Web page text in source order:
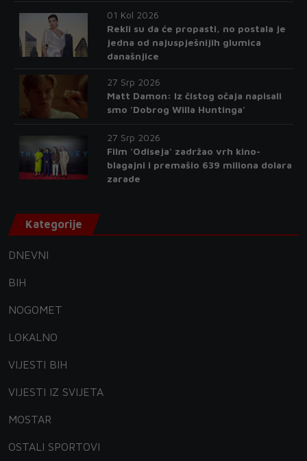
01 Kol 2026
Rekli su da će propasti, no postala je
jedna od najuspješnijih glumica
današnjice
27 Srp 2026
Matt Damon: Iz čistog očaja napisali
smo 'Dobrog Willa Huntinga'
27 Srp 2026
Film 'Odiseja' zadržao vrh kino-
blagajni i premašio 639 miliona dolara
zarade
Kategorije
DNEVNI
BIH
NOGOMET
LOKALNO
VIJESTI BIH
VIJESTI IZ SVIJETA
MOSTAR
OSTALI SPORTOVI